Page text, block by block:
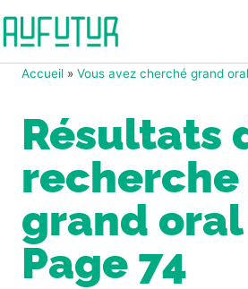
Accueil » Vous avez cherché grand oral
Résultats
recherche
grand
Page 74